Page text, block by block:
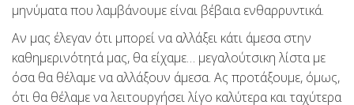
μηνύματα που λαμβάνουμε είναι βέβαια ενθαρρυντικά.
Αν μας έλεγαν ότι μπορεί να αλλάξει κάτι άμεσα στην
καθημερινότητά μας, θα είχαμε… μεγαλούτσικη λίστα με
όσα θα θέλαμε να αλλάξουν άμεσα. Ας προτάξουμε, όμως,
ότι θα θέλαμε να λειτουργήσει λίγο καλύτερα και ταχύτερα